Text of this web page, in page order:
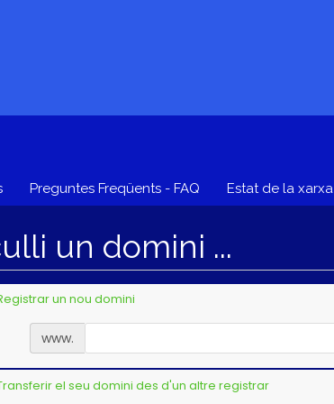
Preguntes Freqüents - FAQ Estat de la xarxa
un domini ...
un nou domini
www.
el seu domini des d'un altre registrar